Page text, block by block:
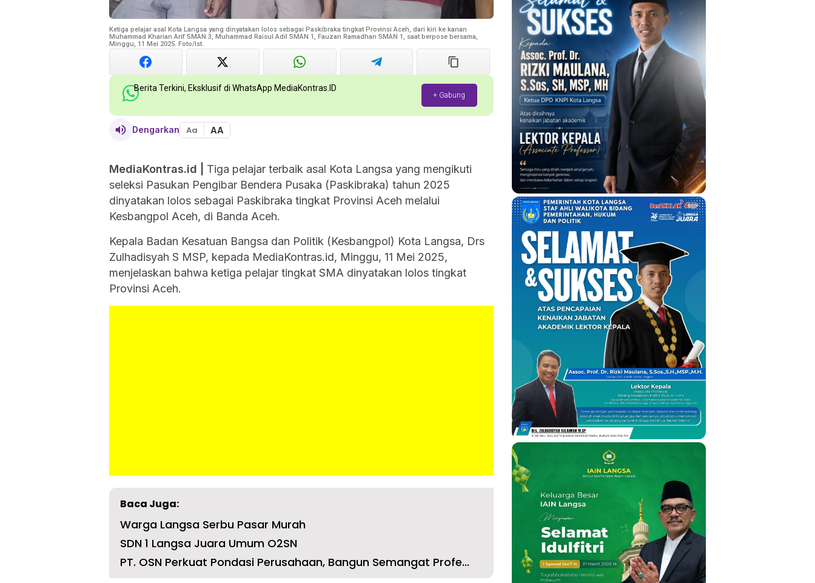
Ketiga pelajar asal Kota Langsa yang dinyatakan lolos sebagai Paskibraka tingkat Provinsi Aceh, dari kiri ke kanan
Muhammad Kharian Arif SMAN 3, Muhammad Raisul Adil SMAN 1, Fauzan Ramadhan SMAN 1, saat berpose bersama,
Minggu, 11 Mei 2025. Foto/Ist.
Berita Terkini, Eksklusif di WhatsApp MediaKontras.ID
+ Gabung
Dengarkan Aa AA
MediaKontras.id |
Tiga pelajar terbaik asal Kota Langsa yang mengikuti
seleksi Pasukan Pengibar Bendera Pusaka (Paskibraka) tahun 2025
dinyatakan lolos sebagai Paskibraka tingkat Provinsi Aceh melalui
Kesbangpol Aceh, di Banda Aceh.
Kepala Badan Kesatuan Bangsa dan Politik (Kesbangpol) Kota Langsa, Drs
Zulhadisyah S MSP, kepada MediaKontras.id, Minggu, 11 Mei 2025,
menjelaskan bahwa ketiga pelajar tingkat SMA dinyatakan lolos tingkat
Provinsi Aceh.
Baca Juga:
Warga Langsa Serbu Pasar Murah
SDN 1 Langsa Juara Umum O2SN
PT. OSN Perkuat Pondasi Perusahaan, Bangun Semangat Profe...